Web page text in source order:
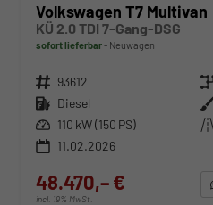
Volkswagen T7 Multivan
KÜ 2.0 TDI 7-Gang-DSG
sofort lieferbar Neuwagen
Fahrzeugnr. 93612
Kraftstoff Diesel
Leistung 110 kW (150 PS) Kilometerstand
11.02.2026
48.470,– €
incl. 19% MwSt.